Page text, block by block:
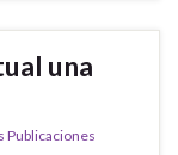
una
Publicaciones